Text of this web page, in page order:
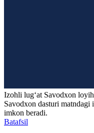
Izohli lugʻat Savodxon
Savodxon dasturi matndagi
imkon beradi.
Batafsil